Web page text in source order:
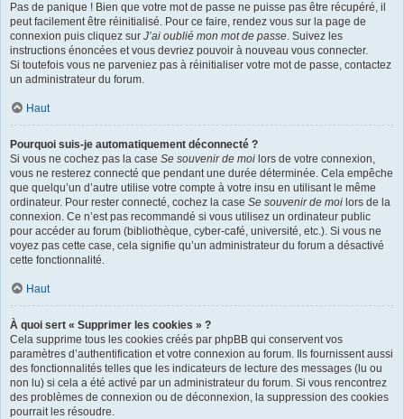
Pas de panique ! Bien que votre mot de passe ne puisse pas être récupéré, il
peut facilement être réinitialisé. Pour ce faire, rendez vous sur la page de
connexion puis cliquez sur J’ai oublié mon mot de passe. Suivez les
instructions énoncées et vous devriez pouvoir à nouveau vous connecter.
Si toutefois vous ne parveniez pas à réinitialiser votre mot de passe, contactez
un administrateur du forum.
Haut
Pourquoi suis-je automatiquement déconnecté ?
Si vous ne cochez pas la case Se souvenir de moi lors de votre connexion,
vous ne resterez connecté que pendant une durée déterminée. Cela empêche
que quelqu’un d’autre utilise votre compte à votre insu en utilisant le même
ordinateur. Pour rester connecté, cochez la case Se souvenir de moi lors de la
connexion. Ce n’est pas recommandé si vous utilisez un ordinateur public
pour accéder au forum (bibliothèque, cyber-café, université, etc.). Si vous ne
voyez pas cette case, cela signifie qu’un administrateur du forum a désactivé
cette fonctionnalité.
Haut
À quoi sert « Supprimer les cookies » ?
Cela supprime tous les cookies créés par phpBB qui conservent vos
paramètres d’authentification et votre connexion au forum. Ils fournissent aussi
des fonctionnalités telles que les indicateurs de lecture des messages (lu ou
non lu) si cela a été activé par un administrateur du forum. Si vous rencontrez
des problèmes de connexion ou de déconnexion, la suppression des cookies
pourrait les résoudre.